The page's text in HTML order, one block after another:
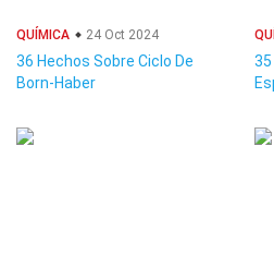
QUÍMICA 24 Oct 2024
36 Hechos Sobre Ciclo De
Born-Haber